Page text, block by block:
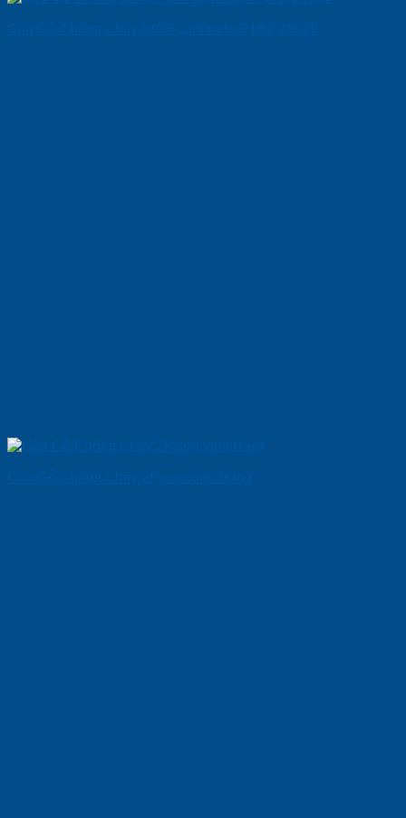
Cửa Gỗ Chống Cháy MDF Laminate P1R2 23029
Cửa Gỗ Chống Cháy 2P son xam trang